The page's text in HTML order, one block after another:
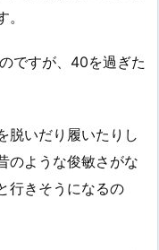
ですが、40を過ぎた
脱いだり履いたりし
のような俊敏さがな
行きそうになるの